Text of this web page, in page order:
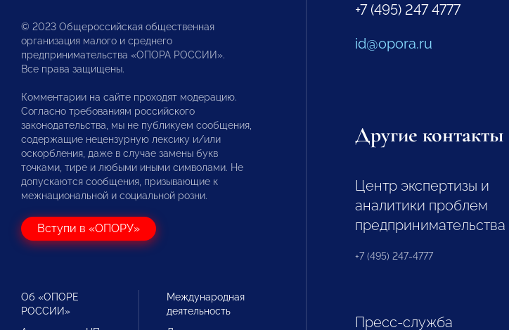
© 2023 Общероссийская общественная
организация малого и среднего
предпринимательства «ОПОРА РОССИИ».
Все права защищены.
Комментарии на сайте проходят модерацию.
Согласно требованиям российского
законодательства, мы не публикуем сообщения,
содержащие нецензурную лексику и/или
оскорбления, даже в случае замены букв
точками, тире и любыми иными символами. Не
допускаются сообщения, призывающие к
межнациональной и социальной розни.
Вступи в «ОПОРУ»
Об «ОПОРЕ
РОССИИ»
Международная
деятельность
+7 (495) 247 4777
id@opora.ru
Другие контакты
Центр экспертизы и
аналитики проблем
предпринимательства
+7 (495) 247-4777
Пресс-служба